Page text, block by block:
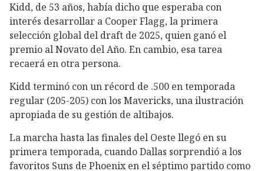
Kidd, de 53 años, había dicho que esperaba con
interés desarrollar a Cooper Flagg, la primera
selección global del draft de 2025, quien ganó el
premio al Novato del Año. En cambio, esa tarea
recaerá en otra persona.
Kidd terminó con un récord de .500 en temporada
regular (205-205) con los Mavericks, una ilustración
apropiada de su gestión de altibajos.
La marcha hasta las finales del Oeste llegó en su
primera temporada, cuando Dallas sorprendió a los
favoritos Suns de Phoenix en el séptimo partido como